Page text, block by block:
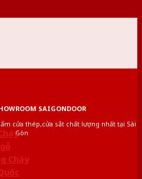
SAIGONDOOR
cửa thép,cửa sắt chất lượng nhất tại Sài
Gòn
Cháy